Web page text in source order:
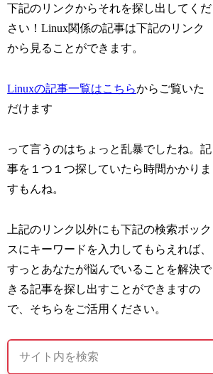
下記のリンクからそれを探し出してくだ
さい！Linux関係の記事は下記のリンク
から見ることができます。
Linuxの記事一覧はこちらからご覧いた
だけます
って言うのはちょっと乱暴でしたね。記
事を１つ１つ探していたら時間かかりま
すもんね。
上記のリンク以外にも下記の検索ボック
スにキーワードを入力してもらえれば、
すっとあなたが悩んでいることを解決で
きる記事を探し出すことができますの
で、そちらをご活用ください。